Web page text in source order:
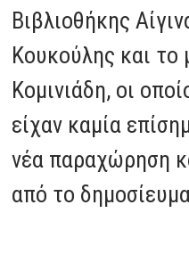
Βιβλιοθήκης
Κουκούλης και το
Κομινιάδη, οι
είχαν καμία
νέα παραχώρηση
από το